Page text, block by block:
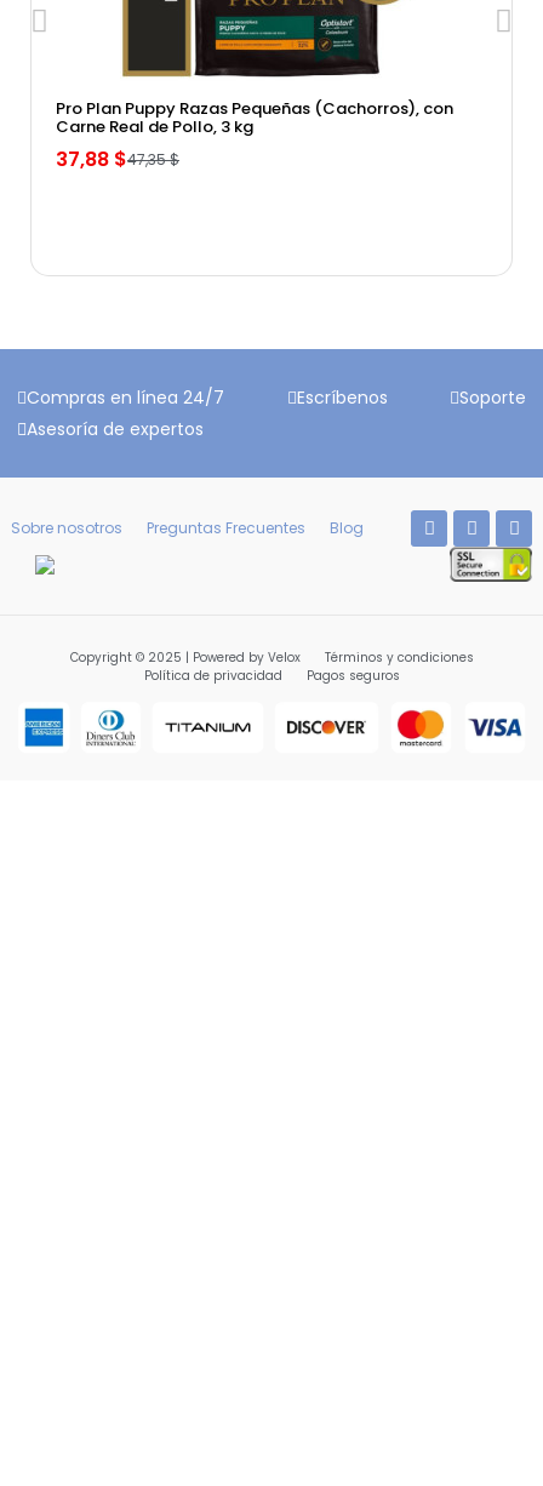
Vista rápida
Pro Plan Puppy Razas Pequeñas (Cachorros), con
Carne Real de Pollo, 3 kg
47,35 $
37,88 $
Compras en línea 24/7 Escríbenos
Soporte
Asesoría de expertos
Sobre nosotros Preguntas Frecuentes Blog
Copyright © 2025 | Powered by Velox
Términos y condiciones
Política de privacidad
Pagos seguros